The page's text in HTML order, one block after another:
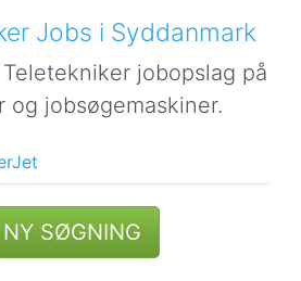
Jobs i Syddanmark
jobopslag på
og jobsøgemaskiner.
SØGNING